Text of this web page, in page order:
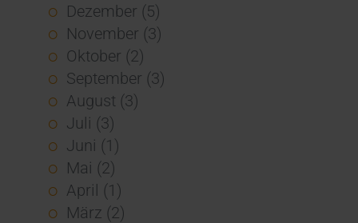
Dezember (5)
November (3)
Oktober (2)
September (3)
August (3)
Juli (3)
Juni (1)
Mai (2)
April (1)
März (2)